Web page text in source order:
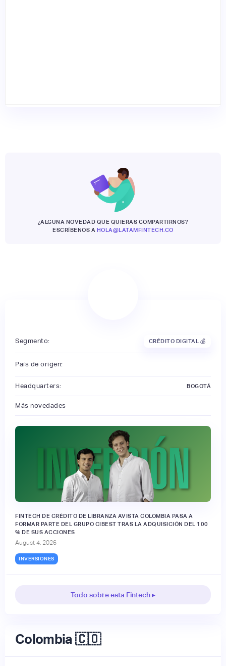
¿ALGUNA NOVEDAD QUE QUIERAS COMPARTIRNOS?
ESCRÍBENOS A HOLA@LATAMFINTECH.CO
Segmento: CRÉDITO DIGITAL 💰
País de origen:
Headquarters: BOGOTÁ
Más novedades
FINTECH DE CRÉDITO DE LIBRANZA AVISTA COLOMBIA PASA A
FORMAR PARTE DEL GRUPO CIBEST TRAS LA ADQUISICIÓN DEL 100
% DE SUS ACCIONES
August 4, 2026
INVERSIONES
Todo sobre esta Fintech ▸
Colombia 🇨🇴